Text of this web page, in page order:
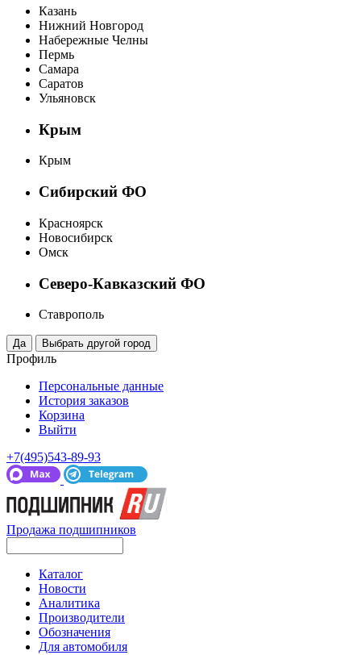
Казань
Нижний Новгород
Набережные Челны
Пермь
Самара
Саратов
Ульяновск
Крым
Крым
Сибирский ФО
Красноярск
Новосибирск
Омск
Северо-Кавказский ФО
Ставрополь
Профиль
Персональные данные
История заказов
Корзина
Выйти
+7(495)543-89-93
Продажа подшипников
Каталог
Новости
Аналитика
Производители
Обозначения
Для автомобиля